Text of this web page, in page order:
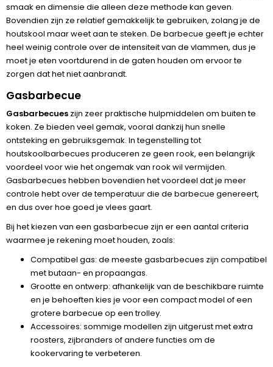
smaak en dimensie die alleen deze methode kan geven.
Bovendien zijn ze relatief gemakkelijk te gebruiken, zolang je de
houtskool maar weet aan te steken. De barbecue geeft je echter
heel weinig controle over de intensiteit van de vlammen, dus je
moet je eten voortdurend in de gaten houden om ervoor te
zorgen dat het niet aanbrandt.
Gasbarbecue
Gasbarbecues zijn zeer praktische hulpmiddelen om buiten te
koken. Ze bieden veel gemak, vooral dankzij hun snelle
ontsteking en gebruiksgemak. In tegenstelling tot
houtskoolbarbecues produceren ze geen rook, een belangrijk
voordeel voor wie het ongemak van rook wil vermijden.
Gasbarbecues hebben bovendien het voordeel dat je meer
controle hebt over de temperatuur die de barbecue genereert,
en dus over hoe goed je vlees gaart.
Bij het kiezen van een gasbarbecue zijn er een aantal criteria
waarmee je rekening moet houden, zoals:
Compatibel gas: de meeste gasbarbecues zijn compatibel
met butaan- en propaangas.
Grootte en ontwerp: afhankelijk van de beschikbare ruimte
en je behoeften kies je voor een compact model of een
grotere barbecue op een trolley.
Accessoires: sommige modellen zijn uitgerust met extra
roosters, zijbranders of andere functies om de
kookervaring te verbeteren.